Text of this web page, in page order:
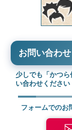
お問い合わせ
少しでも「かつ
い合わせください
フォームでのお